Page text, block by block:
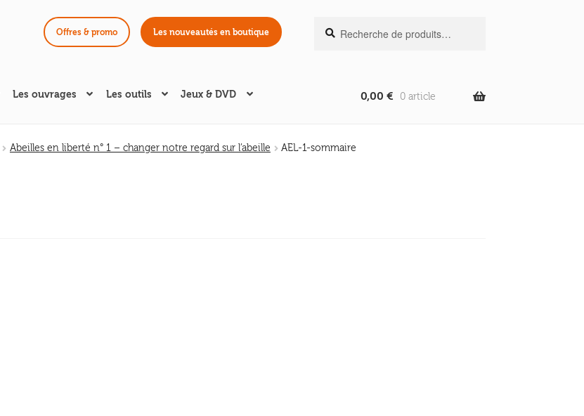
Offres & promo Les nouveautés en boutique
pour :
Recherche
Les ouvrages Les outils Jeux & DVD 0,00 € 0 article
Abeilles en liberté n° 1 – changer notre regard sur l’abeille AEL-1-sommaire